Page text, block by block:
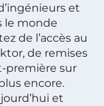
et
le monde
de l’accès au
de remises
première sur
encore.
et